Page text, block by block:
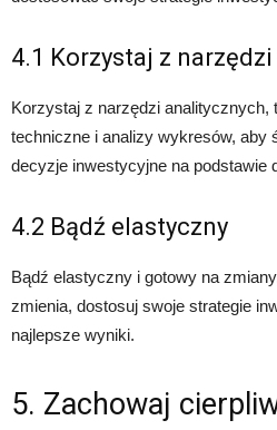
4.1 Korzystaj z
Korzystaj z narzędzi analitycznych,
techniczne i analizy wykresów, aby
decyzje inwestycyjne na podstawie
4.2 Bądź elastyczny
Bądź elastyczny i gotowy na
zmienia, dostosuj swoje strategie
najlepsze wyniki.
5. Zachowaj